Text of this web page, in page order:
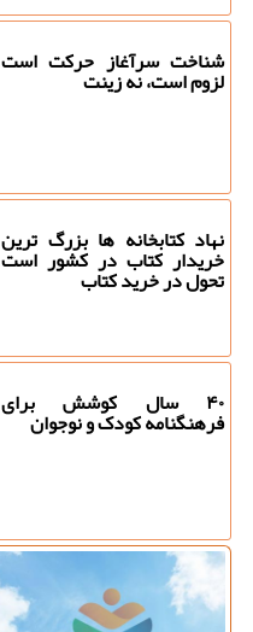
شناخت سرآغاز حرکت است
لزوم است، نه زینت
نهاد کتابخانه ها بزرگ ترین
خریدار کتاب در کشور است
تحول در خرید کتاب
۴۰ سال کوشش برای
فرهنگنامه کودک و نوجوان